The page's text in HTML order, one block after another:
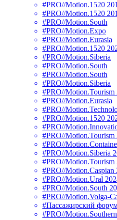
#PRO//Motion.1520
#PRO//Motion.1520
#PRO//Motion.South
#PRO//Motion.Expo
#PRO//Motion.Eurasia
#PRO//Motion.1520
#PRO//Motion.Siberia
#PRO//Motion.South
#PRO//Motion.South
#PRO//Motion.Siberia
#PRO//Motion.Tourism
#PRO//Motion.Eurasia
#PRO//
#PRO//Motion.1520
#PRO//
#PRO//Motion.Tourism
#PRO//
#PRO//Motion.Siberia
#PRO//Motion.Tourism
#PRO//Motion.Caspian
#PRO//Motion.Ural
#PRO//Motion.South
#PRO//Motion.Volga-
#Пассажирский
#PRO//